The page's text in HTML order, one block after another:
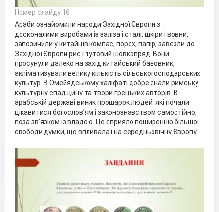
Номер слайду 16
Араби ознайомили народи Західної Європи з
досконалими виробами із заліза і сталі, шкіри і вовни,
запозичили у китайців компас, порох, папір, завезли до
Західної Європи рис і тутовий шовкопряд. Вони
просунули далеко на захід китайський бавовник,
акліматизували велику кількість сільськогосподарських
культур. В Омейядському халіфаті добре знали римську
культурну спадщину та твори грецьких авторів. В
арабській державі виник прошарок людей, які почали
цікавитися богослов’ям і законознавством самостійно,
поза зв’язком із владою. Це сприяло поширенню більшої
свободи думки, що впливала і на середньовічну Європу.